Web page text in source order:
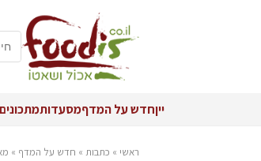
ייןחדש על המדףמסעדותמתכונים
ראשי » כתבות » חדש על המדף »